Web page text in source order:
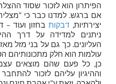
הפיתרון הוא לזכור שסוד
אם ברגש. למדנו כבר כי
יצירתיות, דבקות בחזון ועוד
ניתנים למדידה על דרך
העליונים. כך גם על בני מזל
עולמות הוא חלק מתכונותיהם
כן, כל פעם שהם מוצאים
וההיגיון עליהם לזכור